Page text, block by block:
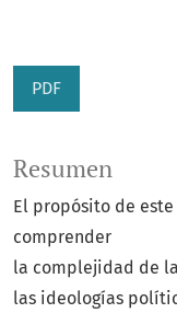
PDF
Resumen
El propósito de
comprender
la complejidad de
las ideologías